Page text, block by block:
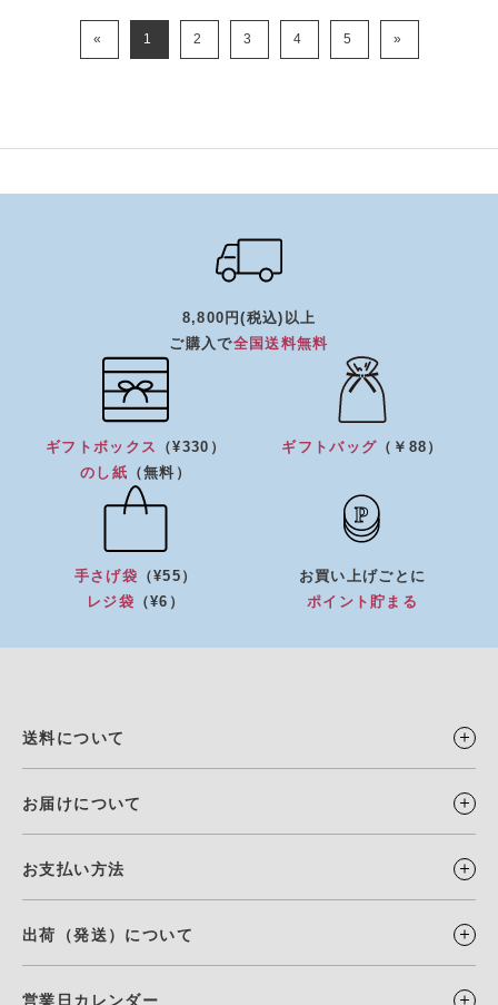
« 1 2 3 4 5 »
8,800円(税込)以上
ご購入で全国送料無料
ギフトボックス
（¥330）
のし紙 （無料）
ギフトバッグ （￥88）
手さげ袋 （¥55）
レジ袋 （¥6）
お買い上げごとに
ポイント貯まる
送料について
お届けについて
お支払い方法
出荷（発送）について
営業日カレンダー